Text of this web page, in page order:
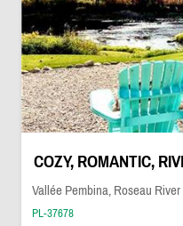
COZY, ROMANTIC,
Vallée Pembina, Roseau River
PL-37678